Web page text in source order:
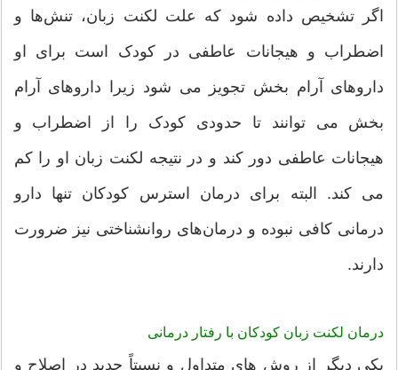
اگر تشخیص داده شود که علت لکنت زبان، تنش‌ها و
اضطراب و هیجانات عاطفی در کودک است برای او
داروهای آرام بخش تجویز می شود زیرا داروهای آرام
بخش می توانند تا حدودی کودک را از اضطراب و
هیجانات عاطفی دور کند و در نتیجه لکنت زبان او را کم
می کند. البته برای درمان استرس کودکان تنها دارو
درمانی کافی نبوده و درمان‌های روانشناختی نیز ضرورت
دارند.
درمان لکنت زبان کودکان با رفتار درمانی
یکی دیگر از روش های متداول و نسبتاً جدید در اصلاح و